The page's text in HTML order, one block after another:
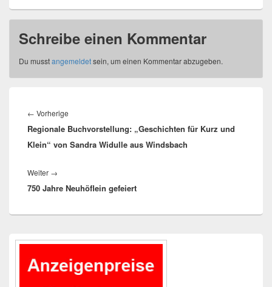
Schreibe einen Kommentar
Du musstangemeldetsein, um einen Kommentar abzugeben.
← Vorherige
Beitrag:
Regionale Buchvorstellung: „Geschichten für Kurz und
Klein“ von Sandra Widulle aus Windsbach
Weiter →
Beitrag:
750 Jahre Neuhöflein gefeiert
Primärer
Widgetbereich